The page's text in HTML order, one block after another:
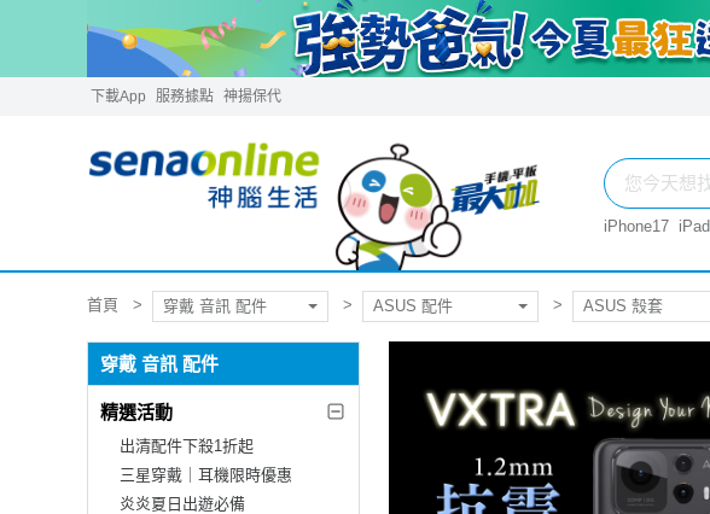
下載App 服務據點 神揚保代
iPhone17 iPad
首頁 穿戴 音訊 配件 ASUS 配件 ASUS 殼套
穿戴 音訊 配件
精選活動
出清配件下殺1折起
三星穿戴｜耳機限時優惠
炎炎夏日出遊必備